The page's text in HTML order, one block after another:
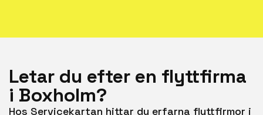
Letar du efter en flyttfirma
i Boxholm?
Hos Servicekartan hittar du erfarna flyttfirmor i